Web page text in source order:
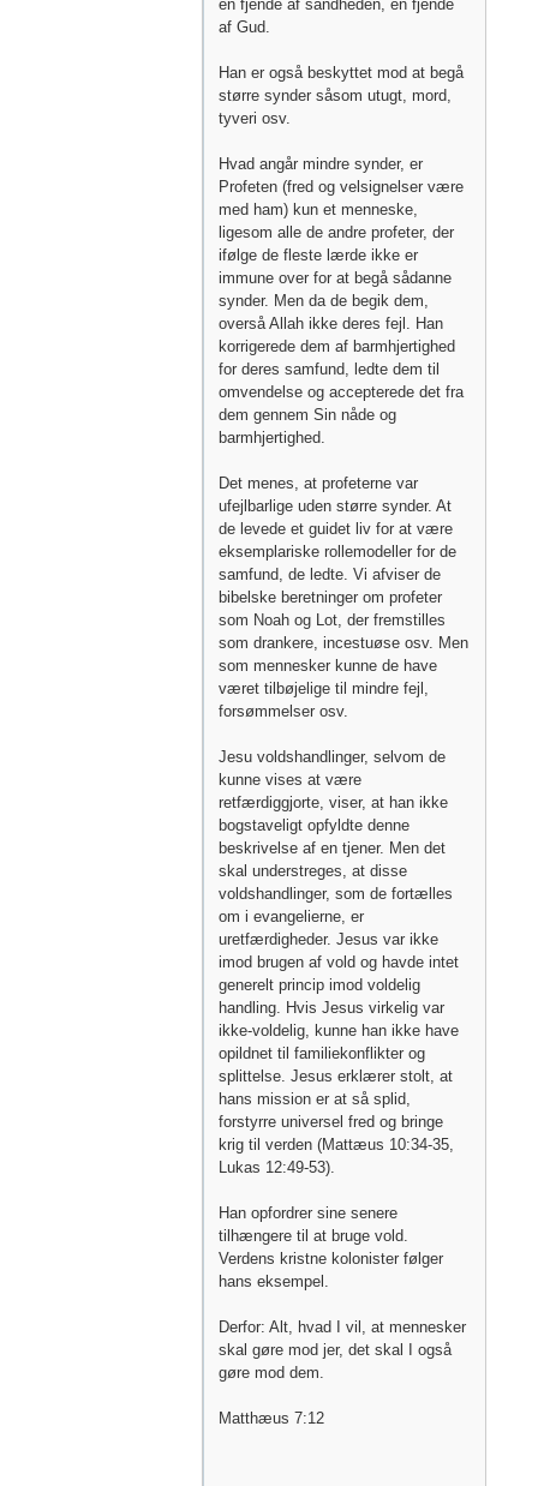
en fjende af sandheden, en fjende
af Gud.
Han er også beskyttet mod at begå
større synder såsom utugt, mord,
tyveri osv.
Hvad angår mindre synder, er
Profeten (fred og velsignelser være
med ham) kun et menneske,
ligesom alle de andre profeter, der
ifølge de fleste lærde ikke er
immune over for at begå sådanne
synder. Men da de begik dem,
overså Allah ikke deres fejl. Han
korrigerede dem af barmhjertighed
for deres samfund, ledte dem til
omvendelse og accepterede det fra
dem gennem Sin nåde og
barmhjertighed.
Det menes, at profeterne var
ufejlbarlige uden større synder. At
de levede et guidet liv for at være
eksemplariske rollemodeller for de
samfund, de ledte. Vi afviser de
bibelske beretninger om profeter
som Noah og Lot, der fremstilles
som drankere, incestuøse osv. Men
som mennesker kunne de have
været tilbøjelige til mindre fejl,
forsømmelser osv.
Jesu voldshandlinger, selvom de
kunne vises at være
retfærdiggjorte, viser, at han ikke
bogstaveligt opfyldte denne
beskrivelse af en tjener. Men det
skal understreges, at disse
voldshandlinger, som de fortælles
om i evangelierne, er
uretfærdigheder. Jesus var ikke
imod brugen af ​​vold og havde intet
generelt princip imod voldelig
handling. Hvis Jesus virkelig var
ikke-voldelig, kunne han ikke have
opildnet til familiekonflikter og
splittelse. Jesus erklærer stolt, at
hans mission er at så splid,
forstyrre universel fred og bringe
krig til verden (Mattæus 10:34-35,
Lukas 12:49-53).
Han opfordrer sine senere
tilhængere til at bruge vold.
Verdens kristne kolonister følger
hans eksempel.
Derfor: Alt, hvad I vil, at mennesker
skal gøre mod jer, det skal I også
gøre mod dem.
Matthæus 7:12